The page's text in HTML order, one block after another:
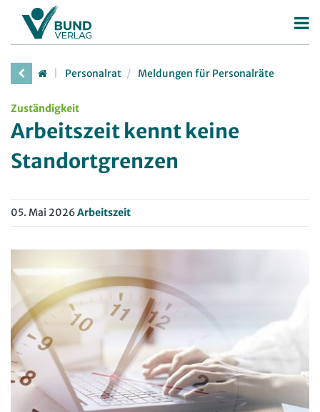
Betriebsrat
Betriebsratsarbeit
Mitbestimmung
Arbeitsschutz
Mitbestimmungskompass
Deutscher Personalräte-Preis
Personalvertretungsrecht
TVöD | TV-L
Arbeitsschutz
Beschäftigtendatenschutz
Lexikon
JAV
Arbeit in der JAV
SBV
Arbeit in der SBV
MAV
Arbeit in der MAV
Bücher
Personalrat Meldungen für Personalräte
Zuständigkeit
Arbeitszeit kennt keine
Standortgrenzen
05. Mai 2026Arbeitszeit